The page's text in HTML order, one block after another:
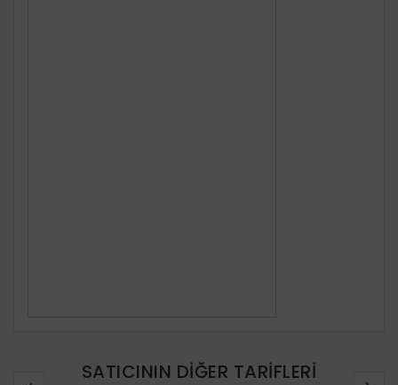
SATICININ DIĞER TARIFLERI